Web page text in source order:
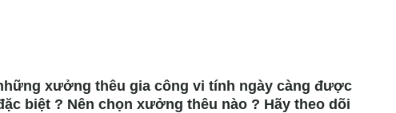
xưởng thêu gia công vi tính ngày càng được
biệt ? Nên chọn xưởng thêu nào ? Hãy theo dõi